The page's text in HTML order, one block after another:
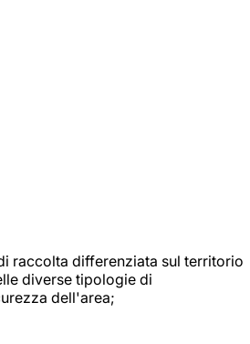
raccolta differenziata sul territorio
diverse tipologie di
dell'area;